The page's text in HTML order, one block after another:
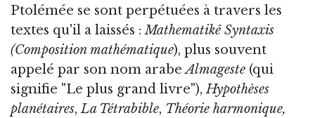
Ptolémée se sont perpétuées à travers les
textes qu'il a laissés :Mathematikê Syntaxis
(Composition mathématique), plus souvent
appelé par son nom arabeAlmageste (qui
signifie "Le plus grand livre"),Hypothèses
planétaires,La Tétrabible, Théorie harmonique,